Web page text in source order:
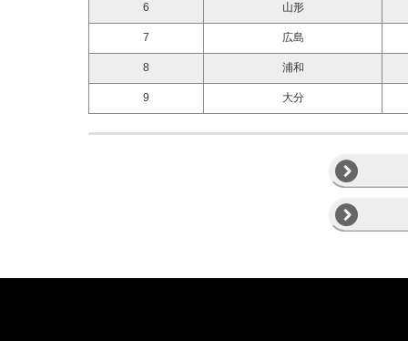
6 山形
7 広島
8 浦和
9 大分